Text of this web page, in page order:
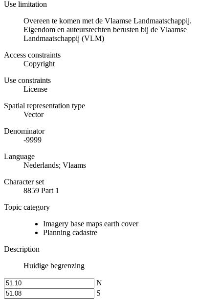
Use limitation
Overeen te komen met de Vlaamse Landmaatschappij.
Eigendom en auteursrechten berusten bij de Vlaamse
Landmaatschappij (VLM)
Access constraints
Copyright
Use constraints
License
Spatial representation type
Vector
Denominator
-9999
Language
Nederlands; Vlaams
Character set
8859 Part 1
Topic category
Imagery base maps earth cover
Planning cadastre
Description
Huidige begrenzing
N
S